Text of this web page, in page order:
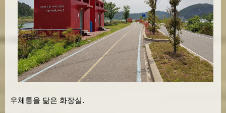
우체통을 닮은 화장실.